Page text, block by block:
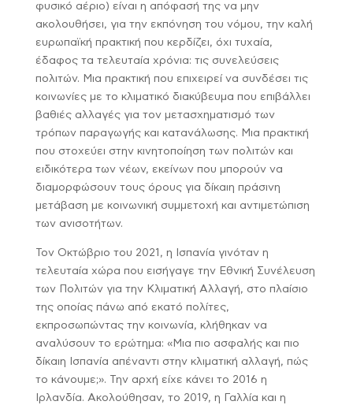
φυσικό αέριο) είναι η απόφασή της να μην
ακολουθήσει, για την εκπόνηση του νόμου, την καλή
ευρωπαϊκή πρακτική που κερδίζει, όχι τυχαία,
έδαφος τα τελευταία χρόνια: τις συνελεύσεις
πολιτών. Μια πρακτική που επιχειρεί να συνδέσει τις
κοινωνίες με το κλιματικό διακύβευμα που επιβάλλει
βαθιές αλλαγές για τον μετασχηματισμό των
τρόπων παραγωγής και κατανάλωσης. Μια πρακτική
που στοχεύει στην κινητοποίηση των πολιτών και
ειδικότερα των νέων, εκείνων που μπορούν να
διαμορφώσουν τους όρους για δίκαιη πράσινη
μετάβαση με κοινωνική συμμετοχή και αντιμετώπιση
των ανισοτήτων.
Τον Οκτώβριο του 2021, η Ισπανία γινόταν η
τελευταία χώρα που εισήγαγε την Εθνική Συνέλευση
των Πολιτών για την Κλιματική Αλλαγή, στο πλαίσιο
της οποίας πάνω από εκατό πολίτες,
εκπροσωπώντας την κοινωνία, κλήθηκαν να
αναλύσουν το ερώτημα: «Μια πιο ασφαλής και πιο
δίκαιη Ισπανία απέναντι στην κλιματική αλλαγή, πώς
το κάνουμε;». Την αρχή είχε κάνει το 2016 η
Ιρλανδία. Ακολούθησαν, το 2019, η Γαλλία και η